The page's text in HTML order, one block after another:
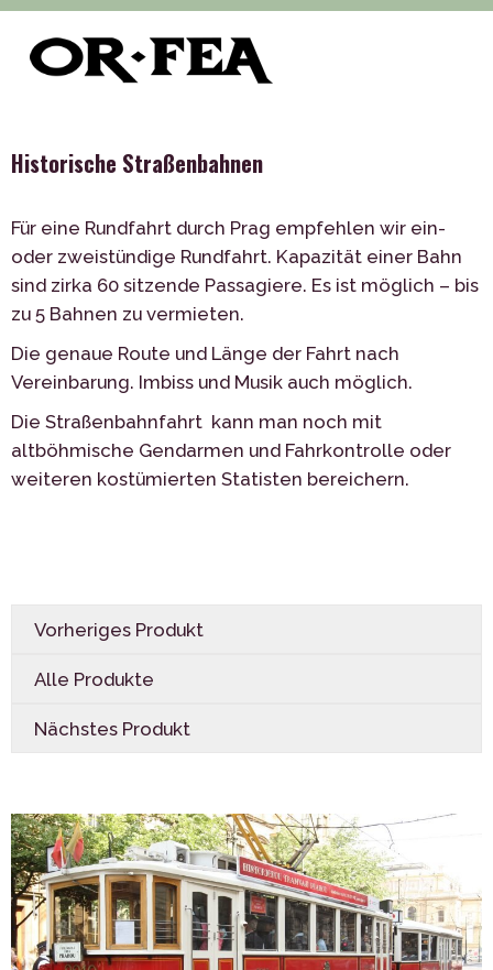
of-fea, programmzentrum > Služby
Historische Straßenbahnen
Historische Straßenbahnen
Für eine Rundfahrt durch Prag empfehlen wir ein-
oder zweistündige Rundfahrt. Kapazität einer Bahn
sind zirka 60 sitzende Passagiere. Es ist möglich – bis
zu 5 Bahnen zu vermieten.
Die genaue Route und Länge der Fahrt nach
Vereinbarung. Imbiss und Musik auch möglich.
Die Straßenbahnfahrt kann man noch mit
altböhmische Gendarmen und Fahrkontrolle oder
weiteren kostümierten Statisten bereichern.
Vorheriges Produkt
Alle Produkte
Nächstes Produkt